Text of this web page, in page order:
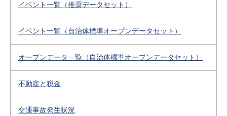
イベント一覧（推奨データセット）
イベント一覧（自治体標準オープンデータセット）
オープンデータ一覧（自治体標準オープンデータセット）
不動産と税金
交通事故発生状況